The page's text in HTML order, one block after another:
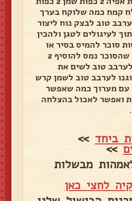
קמח כמה שלוקח בערך
לערבב טוב לבצק נוח ליצור
לעיגולים לטגן ולהכין
מ2 כוסות סוכר להמיס בסיר או
מחבט גדולה שהסוכר נמס להוסיף 2
טוב לשים את
לערבב טוב לשמן קרש
עם מערוך כמה שאפשר
ואפשר לאכול בהצלחה
ביחד >>
>>
מבשלות
לחצי כאן